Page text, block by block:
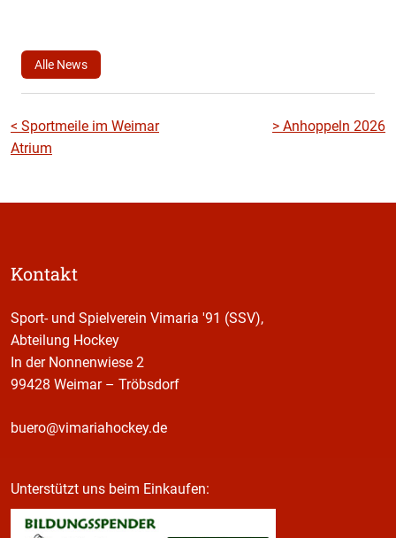
Alle News
Beitragsnavigation
< Sportmeile im Weimar
Atrium
> Anhoppeln 2026
Kontakt
Sport- und Spielverein Vimaria '91 (SSV),
Abteilung Hockey
In der Nonnenwiese 2
99428 Weimar – Tröbsdorf
buero@vimariahockey.de
Unterstützt uns beim Einkaufen: